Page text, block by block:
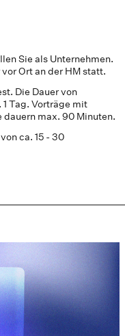
Sie als Unternehmen.
Ort an der HM statt.
Die Dauer von
Tag. Vorträge mit
max. 90 Minuten.
ca. 15 - 30